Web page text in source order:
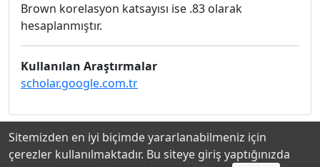
Brown korelasyon katsayısı ise .83 olarak
hesaplanmıştır.
Kullanılan Araştırmalar
scholar.google.com.tr
Sitemizden en iyi biçimde yararlanabilmeniz için
çerezler kullanılmaktadır. Bu siteye giriş yaptığınızda